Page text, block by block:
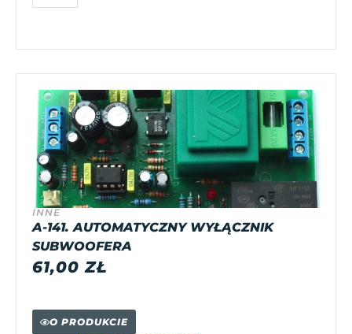
INNE
A-141. AUTOMATYCZNY WYŁĄCZNIK
SUBWOOFERA
61,00ZŁ
O PRODUKCIE